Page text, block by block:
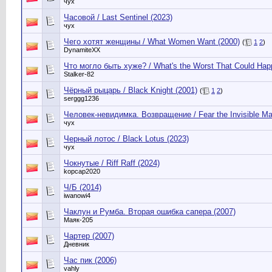
Часовой / Last Sentinel (2023)
чух
Чего хотят женщины / What Women Want (2000) ( 1 2)
DynamiteXX
Что могло быть хуже? / What's the Worst That Could
Stalker-82
Чёрный рыцарь / Black Knight (2001) ( 1 2)
serggg1236
Человек-невидимка. Возвращение / Fear the Invisible
чух
Черный лотос / Black Lotus (2023)
чух
Чокнутые / Riff Raff (2024)
kopcap2020
Ч/Б (2014)
iwanowi4
Чаклун и Румба. Вторая ошибка сапера (2007)
Маяк-205
Чартер (2007)
Дневник
Час пик (2006)
vahly